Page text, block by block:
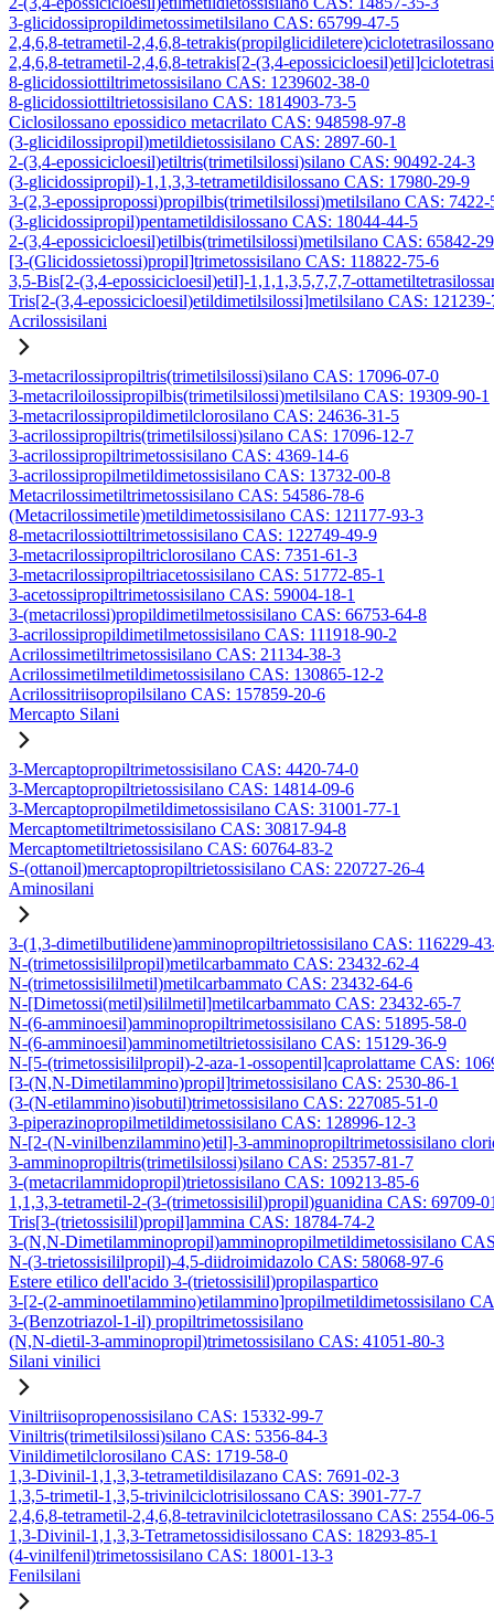
3-glicidossipropildimetossimetilsilano CAS: 65799-47-5
2,4,6,8-tetrametil-2,4,6,8-
2,4,6,8-tetrametil-2,4,6,8-tetrakis[2-(3,4-
8-glicidossiottiltrimetossisilano CAS: 1239602-38-0
8-glicidossiottiltrietossisilano CAS: 1814903-73-5
Ciclosilossano epossidico metacrilato CAS: 948598-97-8
(3-glicidilossipropil)metildietossisilano CAS: 2897-60-1
2-(3,4-epossicicloesil)etiltris(trimetilsilossi)silano CAS: 90492-24-3
(3-glicidossipropil)-1,1,3,3-tetrametildisilossano CAS: 17980-29-9
3-(2,3-epossipropossi)propilbis(trimetilsilossi)metilsilano CAS: 7422-
(3-glicidossipropil)pentametildisilossano CAS: 18044-44-5
2-(3,4-epossicicloesil)etilbis(trimetilsilossi)metilsilano CAS: 65842-
[3-(Glicidossietossi)propil]trimetossisilano CAS: 118822-75-6
3,5-Bis[2-(3,4-epossicicloesil)etil]-1,1,1,3,5,7,7,7-
Tris[2-(3,4-epossicicloesil)etildimetilsilossi]metilsilano CAS: 121239-
Acrilossisilani
3-metacrilossipropiltris(trimetilsilossi)silano CAS: 17096-07-0
3-metacriloilossipropilbis(trimetilsilossi)metilsilano CAS: 19309-90-1
3-metacrilossipropildimetilclorosilano CAS: 24636-31-5
3-acrilossipropiltris(trimetilsilossi)silano CAS: 17096-12-7
3-acrilossipropiltrimetossisilano CAS: 4369-14-6
3-acrilossipropilmetildimetossisilano CAS: 13732-00-8
Metacrilossimetiltrimetossisilano CAS: 54586-78-6
(Metacrilossimetile)metildimetossisilano CAS: 121177-93-3
8-metacrilossiottiltrimetossisilano CAS: 122749-49-9
3-metacrilossipropiltriclorosilano CAS: 7351-61-3
3-metacrilossipropiltriacetossisilano CAS: 51772-85-1
3-acetossipropiltrimetossisilano CAS: 59004-18-1
3-(metacrilossi)propildimetilmetossisilano CAS: 66753-64-8
3-acrilossipropildimetilmetossisilano CAS: 111918-90-2
Acrilossimetiltrimetossisilano CAS: 21134-38-3
Acrilossimetilmetildimetossisilano CAS: 130865-12-2
Acrilossitriisopropilsilano CAS: 157859-20-6
Mercapto Silani
3-Mercaptopropiltrimetossisilano CAS: 4420-74-0
3-Mercaptopropiltrietossisilano CAS: 14814-09-6
3-Mercaptopropilmetildimetossisilano CAS: 31001-77-1
Mercaptometiltrimetossisilano CAS: 30817-94-8
Mercaptometiltrietossisilano CAS: 60764-83-2
S-(ottanoil)mercaptopropiltrietossisilano CAS: 220727-26-4
Aminosilani
3-(1,3-dimetilbutilidene)amminopropiltrietossisilano CAS: 116229-
N-(trimetossisililpropil)metilcarbammato CAS: 23432-62-4
N-(trimetossisililmetil)metilcarbammato CAS: 23432-64-6
N-[Dimetossi(metil)sililmetil]metilcarbammato CAS: 23432-65-7
N-(6-amminoesil)amminopropiltrimetossisilano CAS: 51895-58-0
N-(6-amminoesil)amminometiltrietossisilano CAS: 15129-36-9
N-[5-(trimetossisililpropil)-2-aza-1-ossopentil]caprolattame CAS:
[3-(N,N-Dimetilammino)propil]trimetossisilano CAS: 2530-86-1
(3-(N-etilammino)isobutil)trimetossisilano CAS: 227085-51-0
3-piperazinopropilmetildimetossisilano CAS: 128996-12-3
N-[2-(N-vinilbenzilammino)etil]-3-amminopropiltrimetossisilano
3-amminopropiltris(trimetilsilossi)silano CAS: 25357-81-7
3-(metacrilammidopropil)trietossisilano CAS: 109213-85-6
1,1,3,3-tetrametil-2-(3-(trimetossisilil)propil)guanidina CAS: 69709-
Tris[3-(trietossisilil)propil]ammina CAS: 18784-74-2
3-(N,N-Dimetilamminopropil)amminopropilmetildimetossisilano
N-(3-trietossisililpropil)-4,5-diidroimidazolo CAS: 58068-97-6
Estere etilico dell'acido 3-(trietossisilil)propilaspartico
3-[2-(2-amminoetilammino)etilammino]propilmetildimetossisilano
3-(Benzotriazol-1-il) propiltrimetossisilano
(N,N-dietil-3-amminopropil)trimetossisilano CAS: 41051-80-3
Silani vinilici
Viniltriisopropenossisilano CAS: 15332-99-7
Viniltris(trimetilsilossi)silano CAS: 5356-84-3
Vinildimetilclorosilano CAS: 1719-58-0
1,3-Divinil-1,1,3,3-tetrametildisilazano CAS: 7691-02-3
1,3,5-trimetil-1,3,5-trivinilciclotrisilossano CAS: 3901-77-7
2,4,6,8-tetrametil-2,4,6,8-tetravinilciclotetrasilossano CAS: 2554-06-5
1,3-Divinil-1,1,3,3-Tetrametossidisilossano CAS: 18293-85-1
(4-vinilfenil)trimetossisilano CAS: 18001-13-3
Fenilsilani